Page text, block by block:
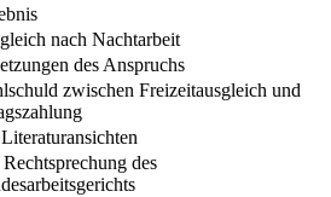
nach Nachtarbeit
des Anspruchs
zwischen Freizeitausgleich und
des